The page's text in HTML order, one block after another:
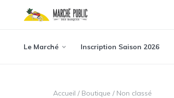
Le Marché Inscription Saison 2026
Accueil / Boutique / Non classé